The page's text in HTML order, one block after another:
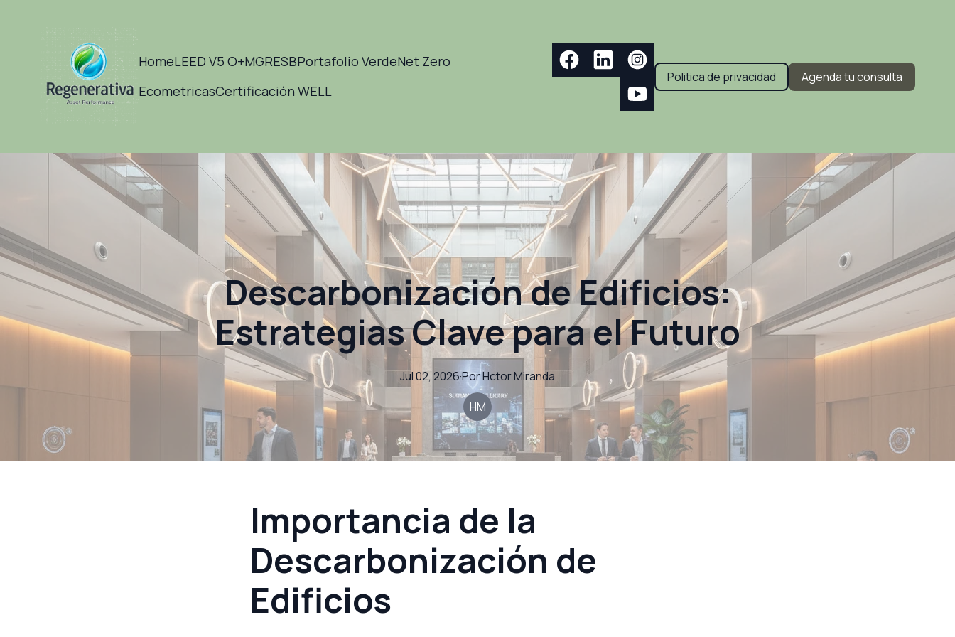
HomeLEED V5 O+MGRESBPortafolio VerdeNet Zero
EcometricasCertificación WELL
Politica de privacidad Agenda tu consulta
Descarbonización de Edificios:
Estrategias Clave para el Futuro
Jul 02, 2026·PorHctorMiranda
HM
Importancia de la
Descarbonización de
Edificios